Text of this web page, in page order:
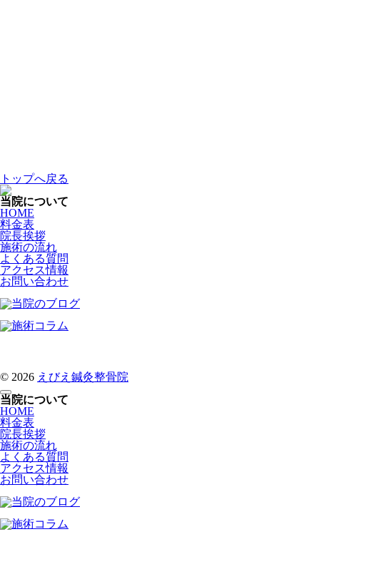
トップへ戻る
当院について
HOME
料金表
院長挨拶
施術の流れ
よくある質問
アクセス情報
お問い合わせ
© 2026 えびえ鍼灸整骨院
当院について
HOME
料金表
院長挨拶
施術の流れ
よくある質問
アクセス情報
お問い合わせ